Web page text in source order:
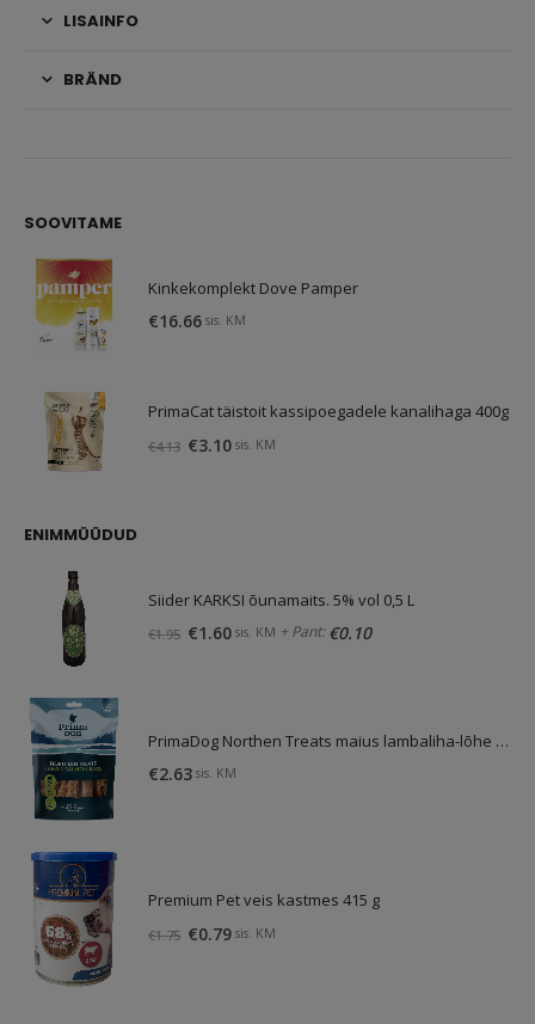
LISAINFO
BRÄND
SOOVITAME
Kinkekomplekt Dove Pamper
€16.66 sis. KM
PrimaCat täistoit kassipoegadele kanalihaga 400g
€4.13 Algne
€3.10Praegune
sis. KM
ENIMMÜÜDUD
Siider KARKSI õunamaits. 5% vol 0,5 L
€1.95 Algne
€1.60Praegune
sis. KM + Pant:€0.10
PrimaDog Northen Treats maius lambaliha-lõhe 80g
€2.63 sis. KM
Premium Pet veis kastmes 415 g
€1.75 Algne
€0.79Praegune
sis. KM